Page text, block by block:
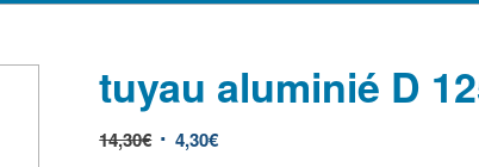
tuyau aluminié D
14,30€ 4,30€